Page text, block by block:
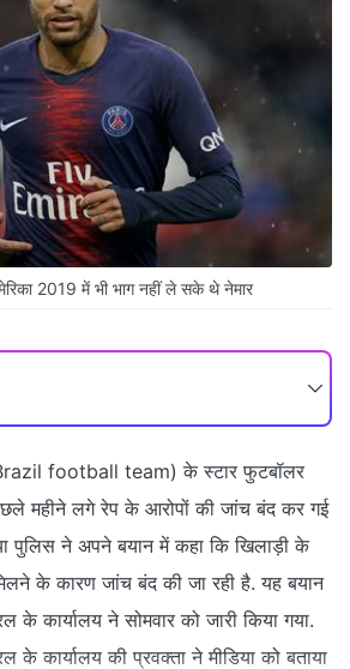
2019 में भी भाग नहीं ले सके थे नेमार
football team) के स्टार फुटबॉलर
महीने लगे रेप के आरोपों की जांच बंद कर गई
पुलिस ने अपने बयान में कहा कि खिलाड़ी के
के कारण जांच बंद की जा रही है. यह बयान
के कार्यालय ने सोमवार को जारी किया गया.
के कार्यालय की प्रवक्ता ने मीडिया को बताया